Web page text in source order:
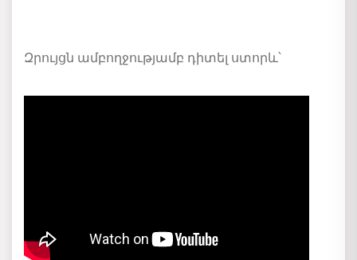
Զրույցն ամբողջությամբ դիտել ստորև՝